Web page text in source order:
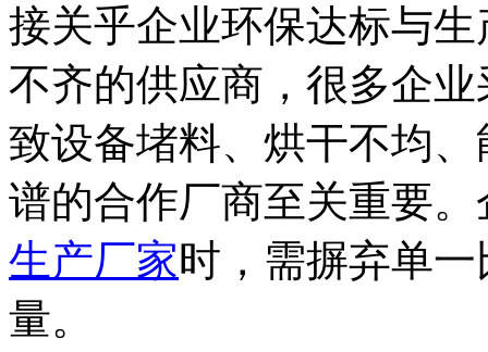
接关乎企业环保达标与
不齐的供应商，很多企
致设备堵料、烘干不均
谱的合作厂商至关重要
生产厂家时，需摒弃单
量。